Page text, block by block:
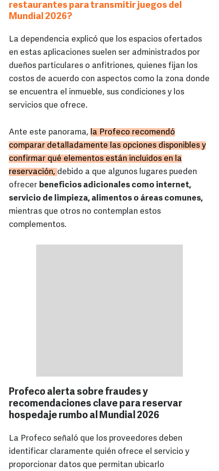
restaurantes para transmitir juegos del
Mundial 2026?
La dependencia explicó que los espacios ofertados
en estas aplicaciones suelen ser administrados por
dueños particulares o anfitriones, quienes fijan los
costos de acuerdo con aspectos como la zona donde
se encuentra el inmueble, sus condiciones y los
servicios que ofrece.
Ante este panorama, la Profeco recomendó
comparar detalladamente las opciones disponibles y
confirmar qué elementos están incluidos en la
reservación, debido a que algunos lugares pueden
ofrecer beneficios adicionales como internet,
servicio de limpieza, alimentos o áreas comunes,
mientras que otros no contemplan estos
complementos.
Profeco alerta sobre fraudes y
recomendaciones clave para reservar
hospedaje rumbo al Mundial 2026
La Profeco señaló que los proveedores deben
identificar claramente quién ofrece el servicio y
proporcionar datos que permitan ubicarlo